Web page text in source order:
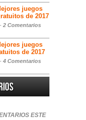
juegos
de 2017
2 Comentarios
juegos
de 2017
4 Comentarios
ESTE